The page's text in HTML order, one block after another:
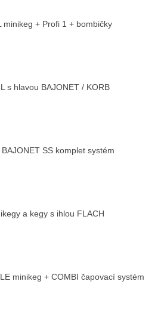
minikeg + Profi 1 + bombičky
s hlavou BAJONET / KORB
SS komplet systém
a kegy s ihlou FLACH
minikeg + COMBI čapovací systém